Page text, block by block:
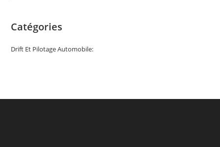
Catégories
Drift Et Pilotage Automobile: